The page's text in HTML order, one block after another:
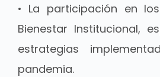
• La participación en
Bienestar Institucional,
estrategias
pandemia.